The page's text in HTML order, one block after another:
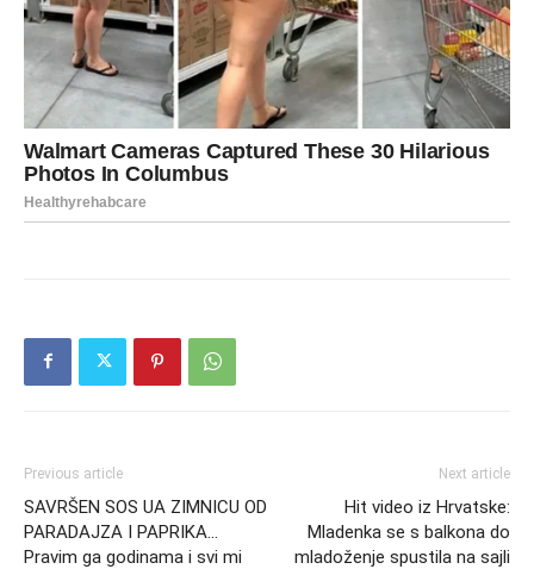
Previous article
SAVRŠEN SOS UA ZIMNICU OD
PARADAJZA I PAPRIKA…
Pravim ga godinama i svi mi
Next article
Hit video iz Hrvatske:
Mladenka se s balkona do
mladoženje spustila na sajli